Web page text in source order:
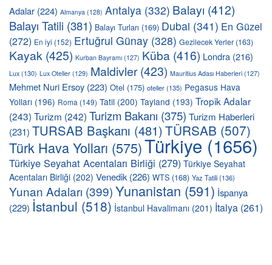
Adalar (224) Almanya (128) Antalya (332) Balayı (412)
Balayı Tatili (381) Balayı Turları (169) Dubai (341) En Güzel
(272) En iyi (152) Ertuğrul Günay (328) Gezilecek Yerler (163)
Kayak (425) Kurban Bayramı (127) Küba (416) Londra (216)
Lux (130) Lux Oteller (129) Maldivler(423) Mauritius Adası Haberleri (127)
Mehmet Nuri Ersoy (223) Otel (175) oteller(135) Pegasus Hava
Yolları (196) Roma (149) Tatil (200) Tayland (193) Tropik Adalar
(243) Turizm (242) Turizm Bakanı (375) Turizm Haberleri
(231) TURSAB Başkanı (481)TÜRSAB (507)
Türk Hava Yolları (575)Türkiye (1656)
Türkiye Seyahat Acentaları Birliği (279) Türkiye Seyahat
Acentaları Birliği (202) Venedik (226) WTS (168) Yaz Tatili(136)
Yunan Adaları (399)Yunanistan (591) İspanya
(229) İstanbul (518) İstanbul Havalimanı (201) İtalya (261)